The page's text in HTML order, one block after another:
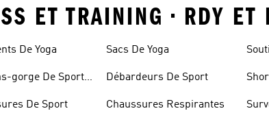
ET TRAINING • RDY ET
De Yoga
gorge De Sport
De Sport
Sacs De Yoga
Débardeurs De Sport
Chaussures Respirantes